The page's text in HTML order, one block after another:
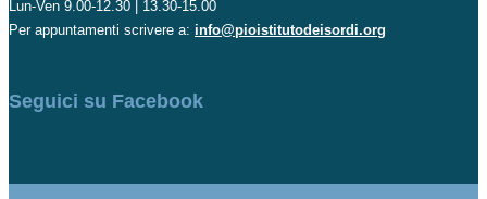
Lun-Ven 9.00-12.30 | 13.30-15.00
Per appuntamenti scrivere a: info@pioistitutodeisordi.org
Seguici su Facebook